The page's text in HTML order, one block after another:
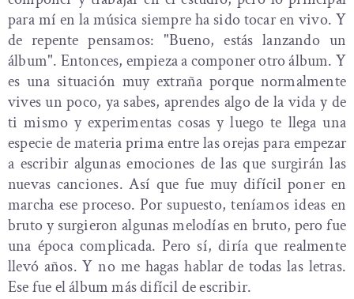
para mí en la música siempre ha sido tocar en vivo. Y
de repente pensamos: "Bueno, estás lanzando un
álbum". Entonces, empieza a componer otro álbum. Y
es una situación muy extraña porque normalmente
vives un poco, ya sabes, aprendes algo de la vida y de
ti mismo y experimentas cosas y luego te llega una
especie de materia prima entre las orejas para empezar
a escribir algunas emociones de las que surgirán las
nuevas canciones. Así que fue muy difícil poner en
marcha ese proceso. Por supuesto, teníamos ideas en
bruto y surgieron algunas melodías en bruto, pero fue
una época complicada. Pero sí, diría que realmente
llevó años. Y no me hagas hablar de todas las letras.
Ese fue el álbum más difícil de escribir.